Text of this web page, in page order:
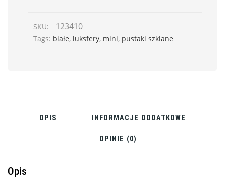
SKU: 123410
Tags: białe, luksfery, mini, pustaki szklane
OPIS INFORMACJE DODATKOWE
OPINIE (0)
Opis